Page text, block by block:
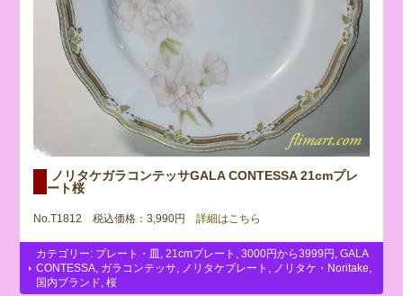
ノリタケガラコンテッサGALA CONTESSA 21cmプレ
ート桜
No.T1812 税込価格：3,990円 詳細はこちら
カテゴリー: プレート・皿 ,21cmプレート ,3000円から3999円 ,GALA
CONTESSA ガラコンテッサ ノリタケプレート ノリタケ・Noritake
国内ブランド ,桜